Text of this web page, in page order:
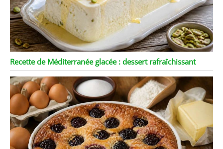
Recette de Méditerranée glacée : dessert rafraîchissant